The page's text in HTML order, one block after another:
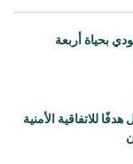
بحياة أربعة
للاتفاقية الأمنية